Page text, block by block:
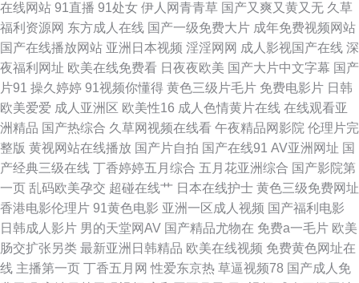
操超碰在线 五月天导航 天天操B日韩无码 东京热男人天堂 日韩国产对白 超
碰人人骑 九九自怕 日本黄色 午夜久久影视 91秒拍网 俺来也色色 国产精品
乱 久久国产精品一区 欧亚另类色 天天干天天爽 91人人操人人 大香蕉伊人超
碰 精品国产网址 日本AⅤ在线观看 亚洲欧美另类人妖 91在线网 成人不卡a人
电影 久草福利不卡 深夜伦理福利 91精品视频网 俺去也色网 国成精品九区
免费的成人91 日韩一级免费 亚洲天堂2025 97资超碰在线 大香蕉伊人久久
婷婷综合伊人一区 草莓视频色色 黄色三级AV 人妖操人妖 性爱射精福利社
在线网站 91直播 91处女 伊人网青青草 国产又爽又黄又无 久草
福利资源网 东方成人在线 国产一级免费大片 成年免费视频网站
国产在线播放网站 亚洲日本视频 淫淫网网 成人影视国产在线 深
夜福利网址 欧美在线免费看 日夜夜欧美 国产大片中文字幕 国产
片91 操久婷婷 91视频你懂得 黄色三级片毛片 免费电影片 日韩
欧美爱爱 成人亚洲区 欧美性16 成人色情黄片在线 在线观看亚
洲精品 国产热综合 久草网视频在线看 午夜精品网影院 伦理片完
整版 黄视网站在线播放 国产片自拍 国产在线91 AV亚洲网址 国
产经典三级在线 丁香婷婷五月综合 五月花亚洲综合 国产影院第
一页 乱码欧美孕交 超碰在线艹 日本在线护士 黄色三级免费网址
香港电影伦理片 91黄色电影 亚洲一区成人视频 国产福利电影
日韩成人影片 男的天堂网AV 国产精品尤物在 免费a一毛片 欧美
肠交扩张另类 最新亚洲日韩精品 欧美在线视频 免费黄色网址在
线 主播第一页 丁香五月网 性爱东京热 草逼视频78 国产成人免